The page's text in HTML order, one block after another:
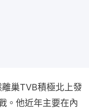
巢TVB積極北上發
。他近年主要在內